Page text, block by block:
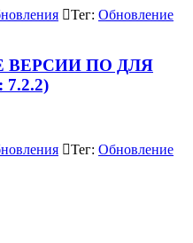
Тег: Обновление
ПО ДЛЯ
7.2.2)
Тег: Обновление